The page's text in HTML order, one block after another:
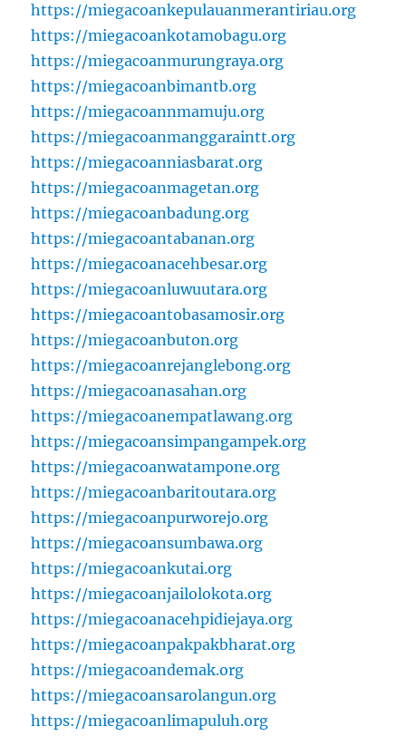
https://miegacoankepulauanmerantiriau.org
https://miegacoankotamobagu.org
https://miegacoanmurungraya.org
https://miegacoanbimantb.org
https://miegacoannmamuju.org
https://miegacoanmanggaraintt.org
https://miegacoanniasbarat.org
https://miegacoanmagetan.org
https://miegacoanbadung.org
https://miegacoantabanan.org
https://miegacoanacehbesar.org
https://miegacoanluwuutara.org
https://miegacoantobasamosir.org
https://miegacoanbuton.org
https://miegacoanrejanglebong.org
https://miegacoanasahan.org
https://miegacoanempatlawang.org
https://miegacoansimpangampek.org
https://miegacoanwatampone.org
https://miegacoanbaritoutara.org
https://miegacoanpurworejo.org
https://miegacoansumbawa.org
https://miegacoankutai.org
https://miegacoanjailolokota.org
https://miegacoanacehpidiejaya.org
https://miegacoanpakpakbharat.org
https://miegacoandemak.org
https://miegacoansarolangun.org
https://miegacoanlimapuluh.org